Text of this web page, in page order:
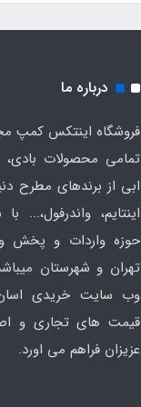
درباره ما
فروشگاه اینتکس کمپ
تمامی محصولات بادی،
ابی از برندهای مطرح
اینتایم، واندرفول،...
حوزه واردات و پخش
تهران و شهرستان
وب سایت خریدی
قیمت های تجاری و
عزیزان فراهم می اورد.